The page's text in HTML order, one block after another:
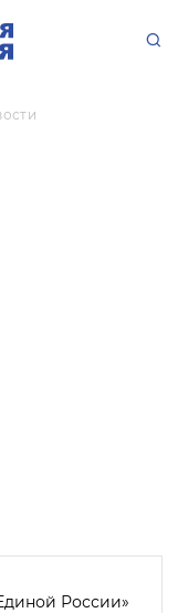
России»